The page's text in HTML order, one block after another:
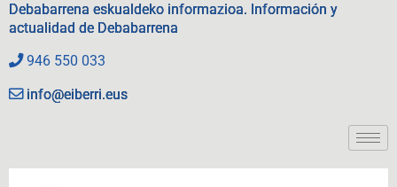
Debabarrena eskualdeko informazioa. Información y
actualidad de Debabarrena
946 550 033
info@eiberri.eus